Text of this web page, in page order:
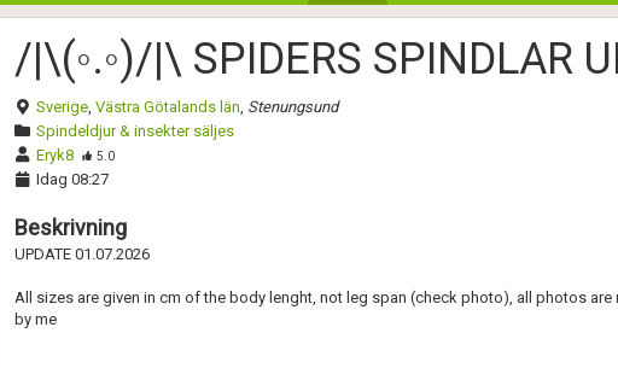
/|\(◦.◦)/|\ SPIDERS SPINDLAR
Sverige, Västra Götalands län, Stenungsund
Spindeldjur & insekter säljes
Eryk8
5.0
Idag 08:27
Beskrivning
UPDATE 01.07.2026
All sizes are given in cm of the body lenght, not leg span (check photo), all photos are
by me
Spara
Betygsätt
Lösenord:
Terms of Service